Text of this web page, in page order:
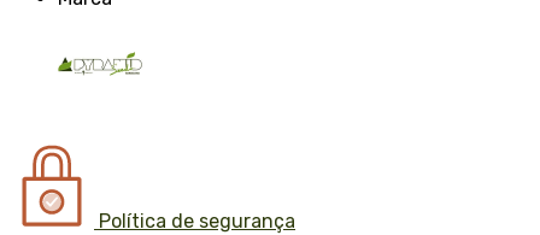
Política de segurança